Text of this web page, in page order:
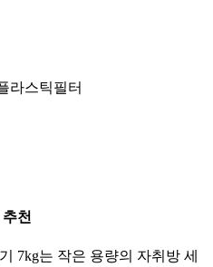
라스틱필터
천
7kg는 작은 용량의 자취방 세